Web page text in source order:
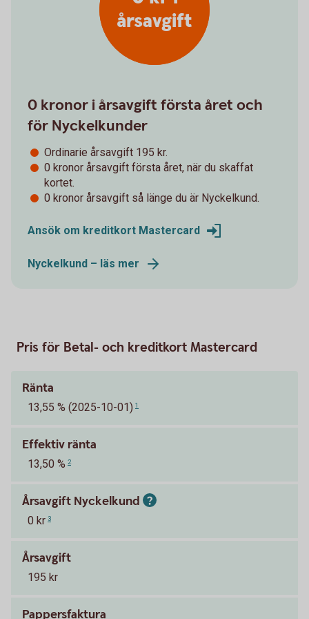
årsavgift
0 kronor i årsavgift första året och
för Nyckelkunder
Ordinarie årsavgift 195 kr.
0 kronor årsavgift första året, när du skaffat
kortet.
0 kronor årsavgift så länge du är Nyckelkund.
Ansök om kreditkort Mastercard
Nyckelkund – läs mer
Pris för Betal- och kreditkort Mastercard
Ränta
13,55 % (2025-10-01) 1
Effektiv ränta
13,50 % 2
Årsavgift Nyckelkund
0 kr 3
Årsavgift
195 kr
Pappersfaktura